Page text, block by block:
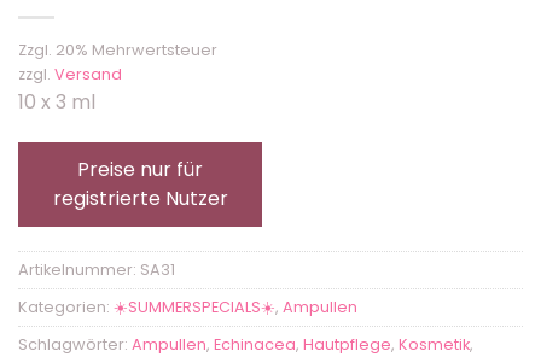
Zzgl. 20% Mehrwertsteuer
zzgl. Versand
10 x 3 ml
Preise nur für
registrierte Nutzer
Artikelnummer: SA31
Kategorien: ☀️SUMMERSPECIALS☀️, Ampullen
Schlagwörter: Ampullen, Echinacea, Hautpflege, Kosmetik,